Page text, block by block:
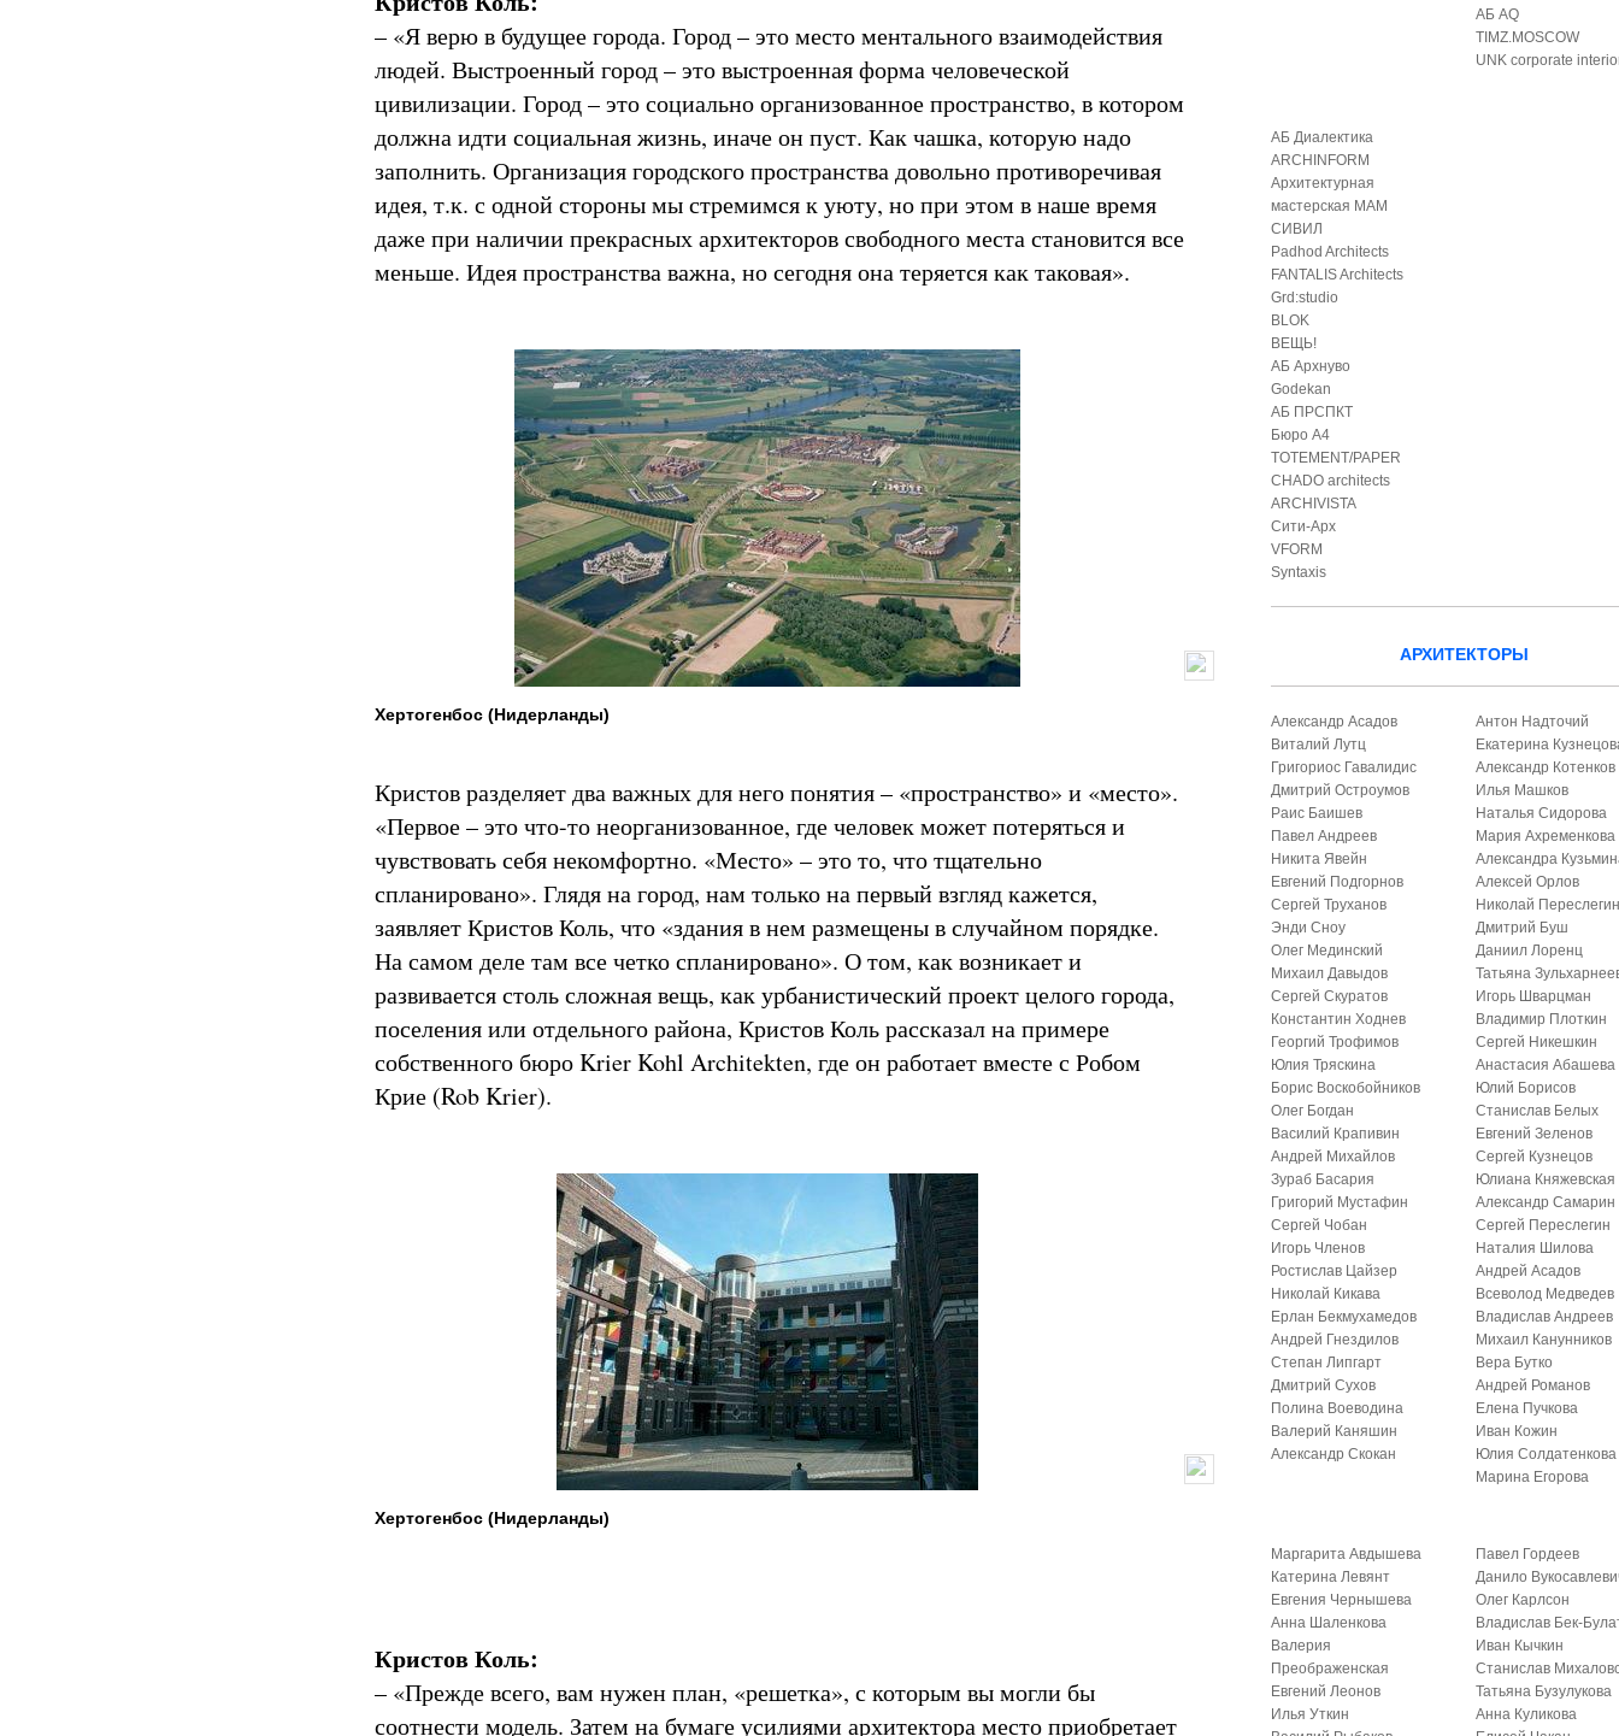
– «Я верю в будущее города. Город – это место ментального взаимодействия
людей. Выстроенный город – это выстроенная форма человеческой
цивилизации. Город – это социально организованное пространство, в котором
должна идти социальная жизнь, иначе он пуст. Как чашка, которую надо
заполнить. Организация городского пространства довольно противоречивая
идея, т.к. с одной стороны мы стремимся к уюту, но при этом в наше время
даже при наличии прекрасных архитекторов свободного места становится все
меньше. Идея пространства важна, но сегодня она теряется как таковая».
Хертогенбос (Нидерланды)
Кристов разделяет два важных для него понятия – «пространство» и «место».
«Первое – это что-то неорганизованное, где человек может потеряться и
чувствовать себя некомфортно. «Место» – это то, что тщательно
спланировано». Глядя на город, нам только на первый взгляд кажется,
заявляет Кристов Коль, что «здания в нем размещены в случайном порядке.
На самом деле там все четко спланировано». О том, как возникает и
развивается столь сложная вещь, как урбанистический проект целого города,
поселения или отдельного района, Кристов Коль рассказал на примере
собственного бюро Krier Kohl Architekten, где он работает вместе с Робом
Крие (Rob Krier).
Хертогенбос (Нидерланды)
Кристов Коль:
– «Прежде всего, вам нужен план, «решетка», с которым вы могли бы
соотнести модель. Затем на бумаге усилиями архитектора место приобретает
АБ AQ
TIMZ.MOSCOW
UNK corporate
АБ Диалектика
ARCHINFORM
Архитектурная
мастерская МАМ
СИВИЛ
Padhod Architects
FANTALIS Architects
Grd:studio
BLOK
ВЕЩЬ!
АБ Архнуво
Godekan
АБ ПРСПКТ
Бюро А4
TOTEMENT/PAPER
CHADO architects
ARCHIVISTA
Сити-Арх
VFORM
Syntaxis
АРХИТЕКТОРЫ
Александр Асадов
Виталий Лутц
Григориос Гавалидис
Дмитрий Остроумов
Раис Баишев
Павел Андреев
Никита Явейн
Евгений Подгорнов
Сергей Труханов
Энди Сноу
Олег Мединский
Михаил Давыдов
Сергей Скуратов
Константин Ходнев
Георгий Трофимов
Юлия Тряскина
Борис Воскобойников
Олег Богдан
Василий Крапивин
Андрей Михайлов
Зураб Басария
Григорий Мустафин
Сергей Чобан
Игорь Членов
Ростислав Цайзер
Николай Кикава
Ерлан Бекмухамедов
Андрей Гнездилов
Степан Липгарт
Дмитрий Сухов
Полина Воеводина
Валерий Каняшин
Александр Скокан
Антон Надточий
Екатерина
Александр Котенков
Илья Машков
Наталья Сидорова
Мария Ахременкова
Александра
Алексей Орлов
Николай
Дмитрий Буш
Даниил Лоренц
Татьяна
Игорь Шварцман
Владимир Плоткин
Сергей Никешкин
Анастасия Абашева
Юлий Борисов
Станислав Белых
Евгений Зеленов
Сергей Кузнецов
Юлиана Княжевская
Александр Самарин
Сергей Переслегин
Наталия Шилова
Андрей Асадов
Всеволод Медведев
Владислав Андреев
Михаил Канунников
Вера Бутко
Андрей Романов
Елена Пучкова
Иван Кожин
Юлия Солдатенкова
Марина Егорова
Маргарита Авдышева
Катерина Левянт
Евгения Чернышева
Анна Шаленкова
Валерия
Преображенская
Евгений Леонов
Илья Уткин
Павел Гордеев
Данило
Олег Карлсон
Владислав Бек-
Иван Кычкин
Станислав
Татьяна Бузулукова
Анна Куликова